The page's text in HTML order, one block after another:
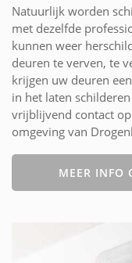
Natuurlijk worden
met dezelfde
kunnen weer
deuren te verven, te
krijgen uw deuren
in het laten
vrijblijvend contact
omgeving van
MEER INFO